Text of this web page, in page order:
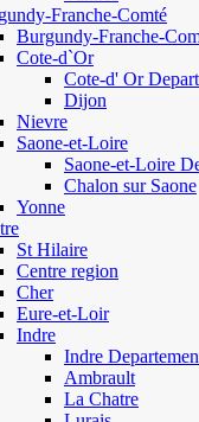
Franche-Comté
Burgundy-Franche-
Cote-d`Or
Cote-d' Or
Dijon
Nievre
Saone-et-Loire
Saone-et-Loire
Chalon sur Saone
Yonne
St Hilaire
Centre region
Cher
Eure-et-Loir
Indre
Indre
Ambrault
La Chatre